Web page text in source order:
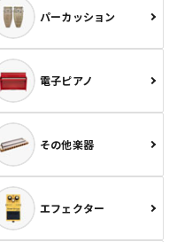
パーカッション
電子ピアノ
その他楽器
エフェクター